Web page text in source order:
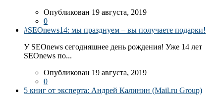
Опубликован 19 августа, 2019
0
#SEOnews14: мы празднуем – вы получаете подарки!
У SEOnews сегодняшнее день рождения! Уже 14 лет
SEOnews по...
Опубликован 19 августа, 2019
0
5 книг от эксперта: Андрей Калинин (Mail.ru Group)